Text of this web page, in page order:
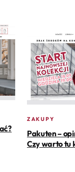
ZAKUPY
Pakuten –
Czy warto tu